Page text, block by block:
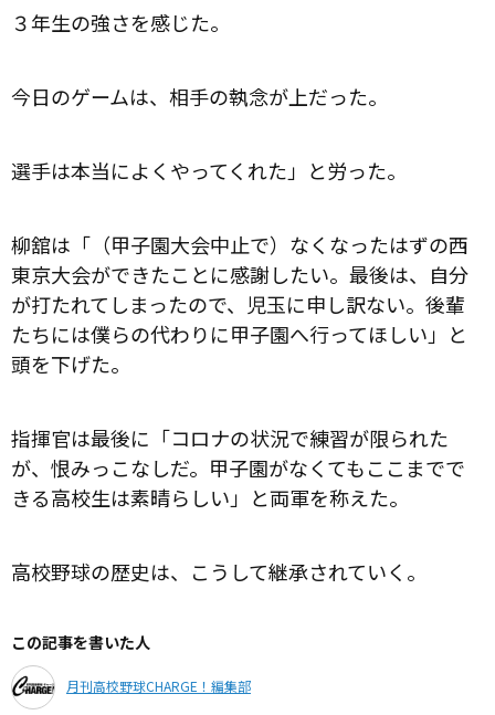
３年生の強さを感じた。
今日のゲームは、相手の執念が上だった。
選手は本当によくやってくれた」と労った。
柳舘は「（甲子園大会中止で）なくなったはずの西
東京大会ができたことに感謝したい。最後は、自分
が打たれてしまったので、児玉に申し訳ない。後輩
たちには僕らの代わりに甲子園へ行ってほしい」と
頭を下げた。
指揮官は最後に「コロナの状況で練習が限られた
が、恨みっこなしだ。甲子園がなくてもここまでで
きる高校生は素晴らしい」と両軍を称えた。
高校野球の歴史は、こうして継承されていく。
この記事を書いた人
月刊高校野球CHARGE！編集部